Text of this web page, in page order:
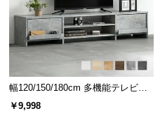
幅120/150/180cm 多機能テレビボ
ード 木目/石目調 オープン収納・
￥9,998